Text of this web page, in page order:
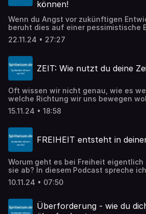
können!
Wenn du Angst vor zukünftigen
beruht dies auf einer pessimistische
Deine Ängste hast du dir über die
Haus" geholt. Niemand weiß, was
Ich beschreibe in diesem Beitrag,
ist. Und dass dein Blick auf die
abhängt: Davon, welchen
ganz allein deine Entscheidung. Und
Auswirkungen dieser Entscheidung
22.11.24 • 27:27
ZEIT: Wie nutzt du deine
Oft wissen wir nicht genau, wie es
welche Richtung wir uns bewegen
stehenzubleiben und diese
Orientierungslosigkeit zu erkennen.
15.11.24 • 18:58
FREIHEIT entsteht in
Worum geht es bei Freiheit
sie ab? In diesem Podcast spreche
und äußere Freiheit - und wie du sie
10.11.24 • 07:50
Überforderung - wie du